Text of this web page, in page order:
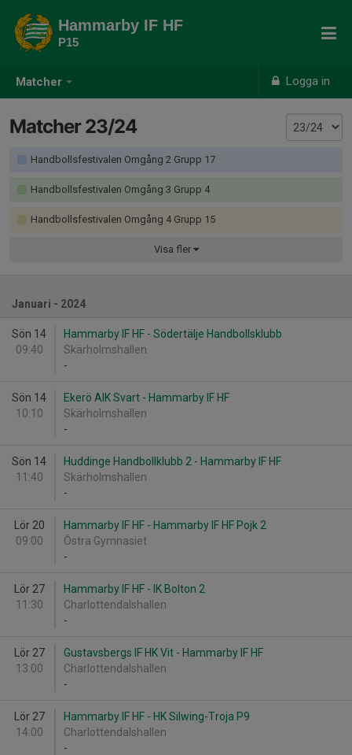
Matcher Logga in
Hammarby IF HF
P15
Matcher 23/24
Handbollsfestivalen Omgång 2 Grupp 17
Handbollsfestivalen Omgång 3 Grupp 4
Handbollsfestivalen Omgång 4 Grupp 15
Visa fler
Januari - 2024
Sön 14
09:40
Hammarby IF HF - Södertälje Handbollsklubb
Skärholmshallen
-
Sön 14
10:10
Ekerö AIK Svart - Hammarby IF HF
Skärholmshallen
-
Sön 14
11:40
Huddinge Handbollklubb 2 - Hammarby IF HF
Skärholmshallen
-
Lör 20
09:00
Hammarby IF HF - Hammarby IF HF Pojk 2
Östra Gymnasiet
-
Lör 27
11:30
Hammarby IF HF - IK Bolton 2
Charlottendalshallen
-
Lör 27
13:00
Gustavsbergs IF HK Vit - Hammarby IF HF
Charlottendalshallen
-
Lör 27
14:00
Hammarby IF HF - HK Silwing-Troja P9
Charlottendalshallen
-